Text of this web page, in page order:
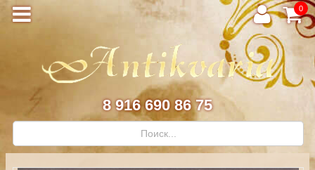
0
8 916 690 86 75